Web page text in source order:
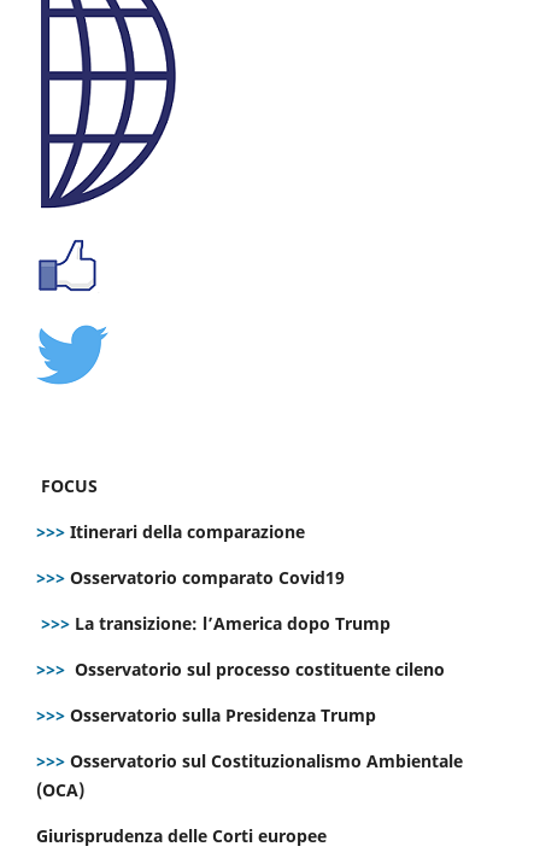
FOCUS
>>> Itinerari della comparazione
>>> Osservatorio comparato Covid19
>>> La transizione: l’America dopo Trump
>>> Osservatorio sul processo costituente cileno
>>> Osservatorio sulla Presidenza Trump
>>> Osservatorio sul Costituzionalismo Ambientale
(OCA)
Giurisprudenza delle Corti europee